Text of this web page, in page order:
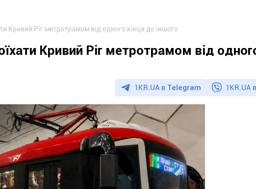
Кривий Ріг метротрамом від одного кінця до іншого
Кривий Ріг метротрамом від
1KR.UA в Telegram 1KR.UA в